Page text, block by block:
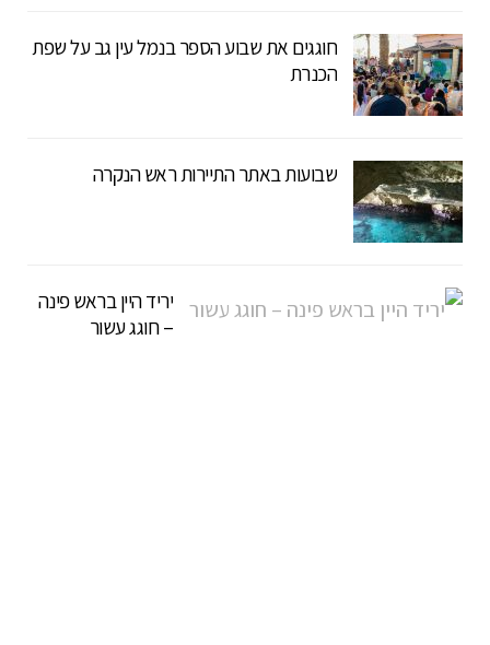
חוגגים את שבוע הספר בנמל עין גב על שפת
הכנרת
שבועות באתר התיירות ראש הנקרה
יריד היין בראש פינה
– חוגג עשור